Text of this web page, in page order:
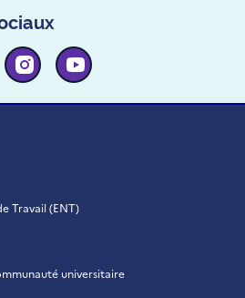
FacebookInstagram
Travail (ENT)
universitaire